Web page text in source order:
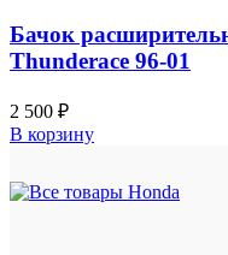
Бачок
Thunderace 96-01
2 500 ₽
В корзину